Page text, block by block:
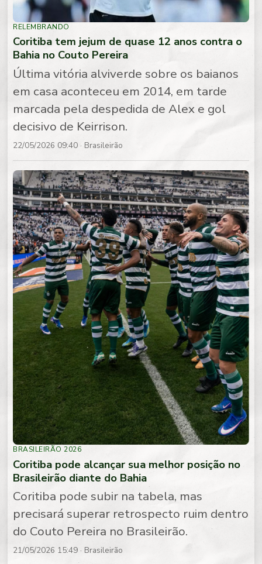
RELEMBRANDO
Coritiba tem jejum de quase 12 anos contra o
Bahia no Couto Pereira
Última vitória alviverde sobre os baianos
em casa aconteceu em 2014, em tarde
marcada pela despedida de Alex e gol
decisivo de Keirrison.
22/05/2026 09:40 · Brasileirão
BRASILEIRÃO 2026
Coritiba pode alcançar sua melhor posição no
Brasileirão diante do Bahia
Coritiba pode subir na tabela, mas
precisará superar retrospecto ruim dentro
do Couto Pereira no Brasileirão.
21/05/2026 15:49 · Brasileirão